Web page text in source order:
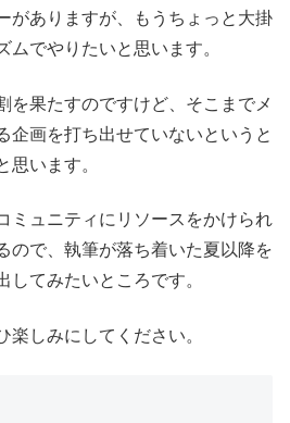
がありますが、もうちょっと大掛
ムでやりたいと思います。
を果たすのですけど、そこまでメ
企画を打ち出せていないというと
思います。
ミュニティにリソースをかけられ
ので、執筆が落ち着いた夏以降を
してみたいところです。
楽しみにしてください。